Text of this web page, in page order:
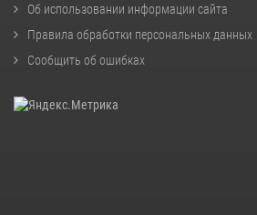
Об использовании информации сайта
Правила обработки персональных данных
Сообщить об ошибках